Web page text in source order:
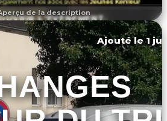
de la description
L'ÉVÉNEMENT
Ajouté le 1